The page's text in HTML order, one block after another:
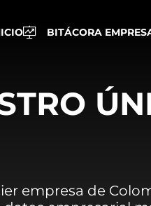
BITÁCORA
empresa de